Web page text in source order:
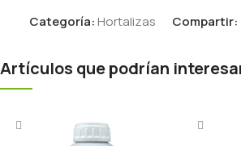
Categoría:Hortalizas Compartir:
Artículos que podrían